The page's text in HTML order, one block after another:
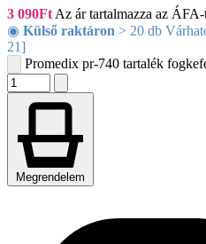
3 090Ft Az ár tartalmazza az ÁFA-
◉ Külső raktáron > 20 db
21]
Promedix pr-740 tartalék
Megrendelem